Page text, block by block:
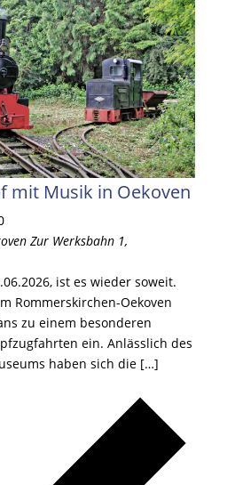
mit Musik in Oekoven
Zur Werksbahn 1,
ist es wieder soweit.
Rommerskirchen-Oekoven
zu einem besonderen
ein. Anlässlich des
haben sich die […]